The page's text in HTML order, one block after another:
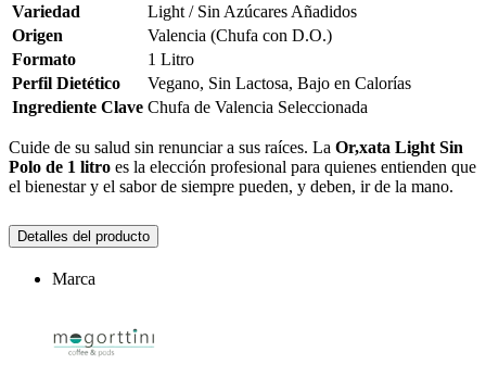
Variedad
Light / Sin Azúcares Añadidos
Origen
Valencia (Chufa con D.O.)
Formato
1 Litro
Perfil Dietético
Vegano, Sin Lactosa, Bajo en Calorías
Ingrediente Clave Chufa de Valencia Seleccionada
Cuide de su salud sin renunciar a sus raíces. La Or,xata Light Sin
Polo de 1 litro es la elección profesional para quienes entienden que
el bienestar y el sabor de siempre pueden, y deben, ir de la mano.
Detalles del producto
Marca